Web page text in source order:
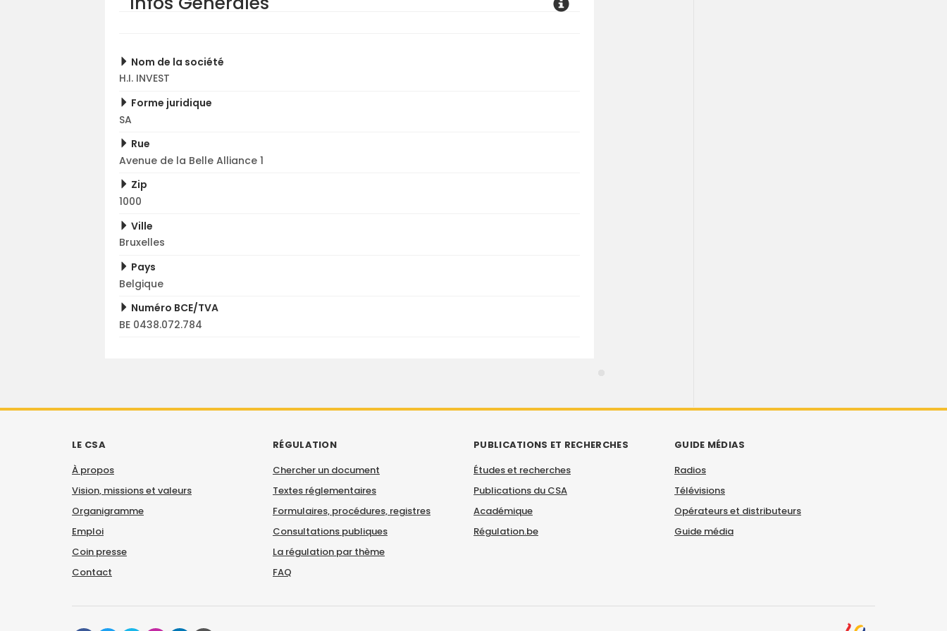
Nom de la société
H.I. INVEST
Forme juridique
SA
Rue
Avenue de la Belle Alliance 1
Zip
1000
Ville
Bruxelles
Pays
Belgique
Numéro BCE/TVA
BE 0438.072.784
LE CSA
À propos
Vision, missions et valeurs
Organigramme
Emploi
Coin presse
Contact
RÉGULATION
Chercher un document
Textes réglementaires
Formulaires, procédures, registres
Consultations publiques
La régulation par thème
FAQ
PUBLICATIONS ET RECHERCHES
Études et recherches
Publications du CSA
Académique
Régulation.be
GUIDE MÉDIAS
Radios
Télévisions
Opérateurs et distributeurs
Guide média